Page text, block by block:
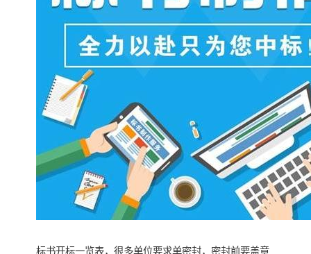
标书开标一览表，很多单位要求单密封，密封前要盖章